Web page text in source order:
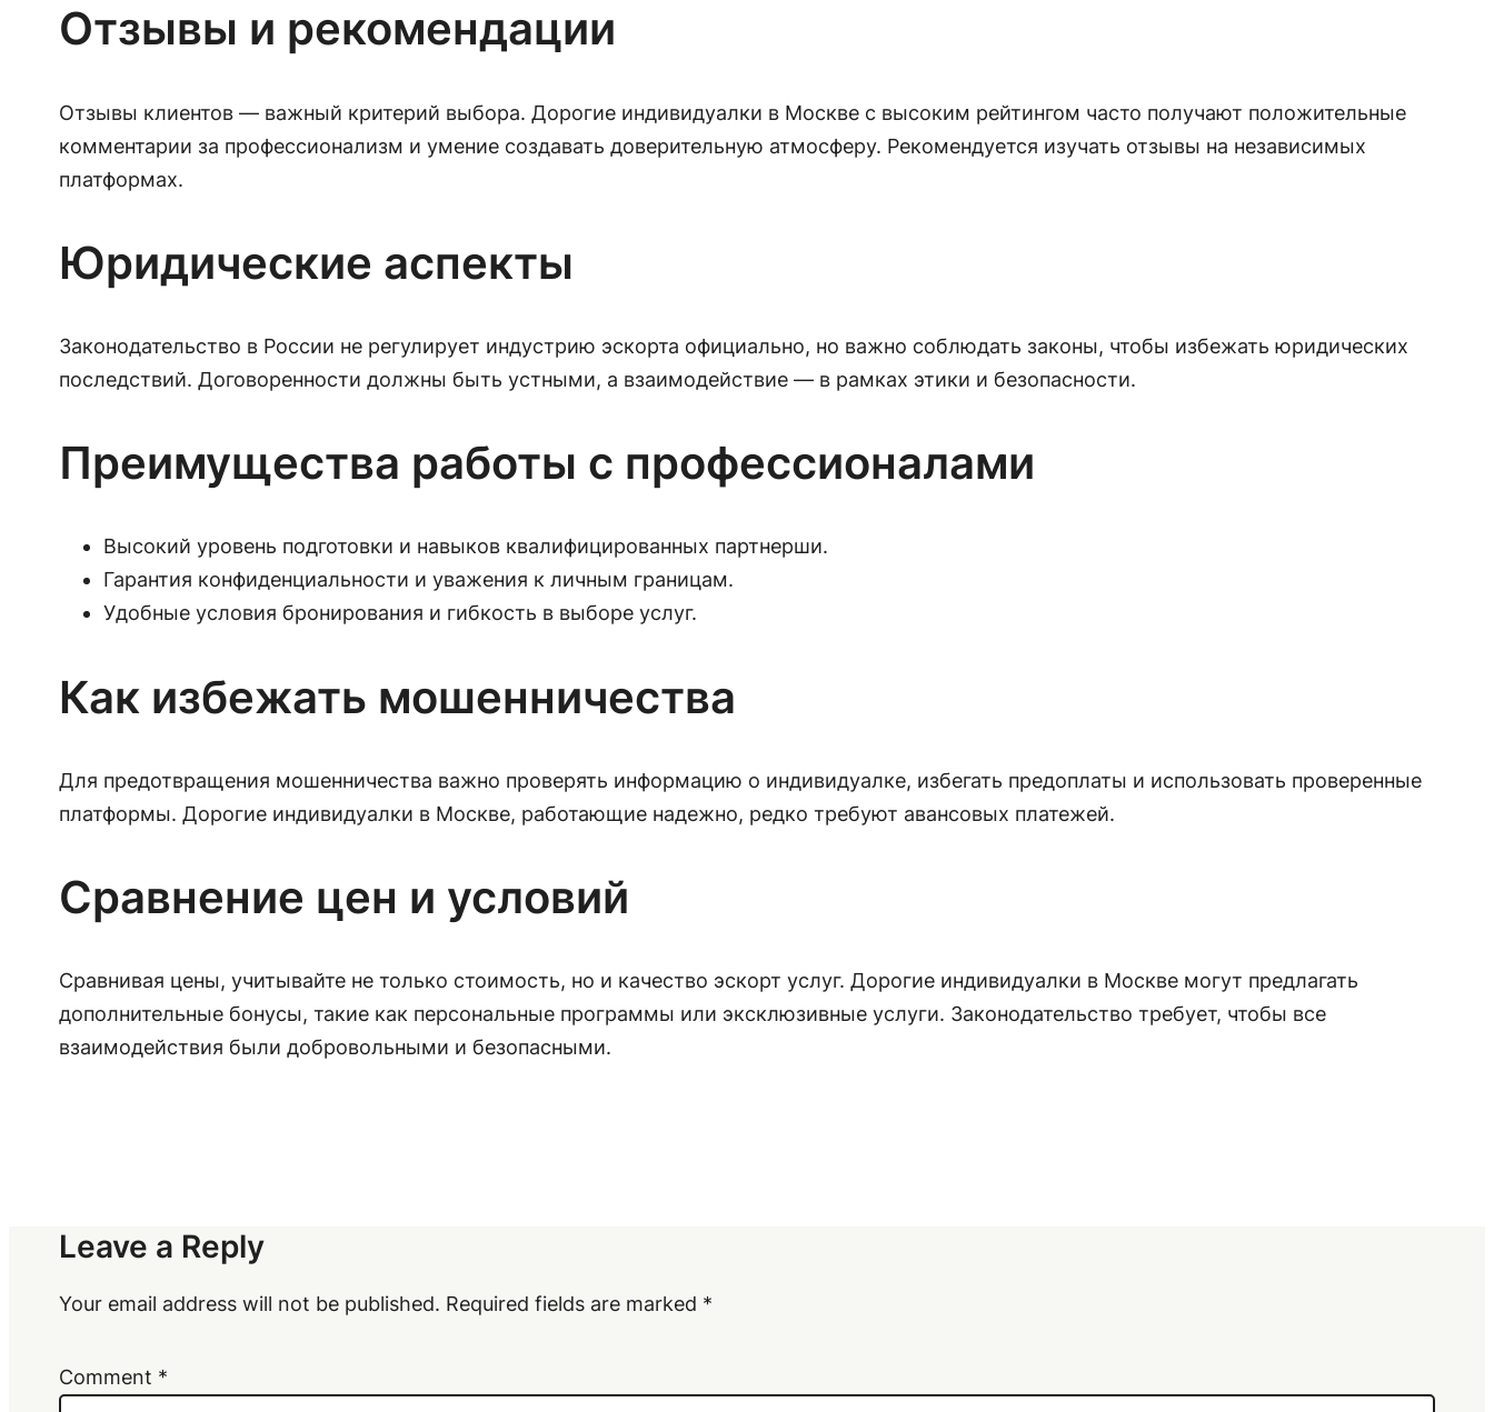
Отзывы и рекомендации
Отзывы клиентов — важный критерий выбора. Дорогие индивидуалки в Москве с высоким рейтингом часто получают положительные
комментарии за профессионализм и умение создавать доверительную атмосферу. Рекомендуется изучать отзывы на независимых
платформах.
Юридические аспекты
Законодательство в России не регулирует индустрию эскорта официально, но важно соблюдать законы, чтобы избежать юридических
последствий. Договоренности должны быть устными, а взаимодействие — в рамках этики и безопасности.
Преимущества работы с профессионалами
Высокий уровень подготовки и навыков квалифицированных партнерши.
Гарантия конфиденциальности и уважения к личным границам.
Удобные условия бронирования и гибкость в выборе услуг.
Как избежать мошенничества
Для предотвращения мошенничества важно проверять информацию о индивидуалке, избегать предоплаты и использовать проверенные
платформы. Дорогие индивидуалки в Москве, работающие надежно, редко требуют авансовых платежей.
Сравнение цен и условий
Сравнивая цены, учитывайте не только стоимость, но и качество эскорт услуг. Дорогие индивидуалки в Москве могут предлагать
дополнительные бонусы, такие как персональные программы или эксклюзивные услуги. Законодательство требует, чтобы все
взаимодействия были добровольными и безопасными.
Leave a Reply
Your email address will not be published. Required fields are marked *
Comment *